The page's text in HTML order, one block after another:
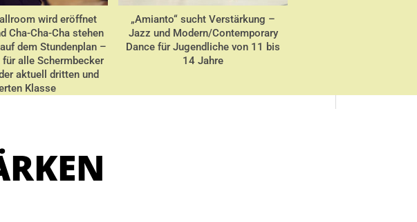
wird eröffnet
Cha-Cha-Cha stehen
dem Stundenplan –
alle Schermbecker
aktuell dritten und
Klasse
„Amianto“ sucht Verstärkung –
Jazz und Modern/Contemporary
Dance für Jugendliche von 11 bis
14 Jahre